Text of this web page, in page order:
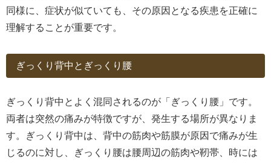
同様に、症状が似ていても、その原因となる疾患を正確に
理解することが重要です。
ぎっくり背中とぎっくり腰
ぎっくり背中とよく混同されるのが「ぎっくり腰」です。
両者は突然の痛みが特徴ですが、発生する場所が異なりま
す。ぎっくり背中は、背中の筋肉や筋膜が原因で痛みが生
じるのに対し、ぎっくり腰は腰周辺の筋肉や靭帯、時には